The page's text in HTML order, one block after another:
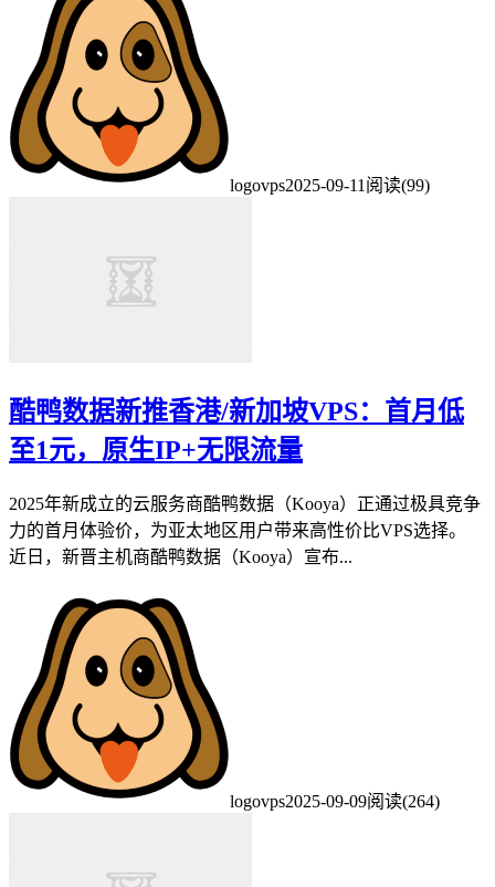
logovps2025-09-11 阅读(99)
酷鸭数据新推香港/新加坡VPS：首月低
至1元，原生IP+无限流量
2025年新成立的云服务商酷鸭数据（Kooya）正通过极具竞争
力的首月体验价，为亚太地区用户带来高性价比VPS选择。
近日，新晋主机商酷鸭数据（Kooya）宣布...
logovps2025-09-09阅读(264)